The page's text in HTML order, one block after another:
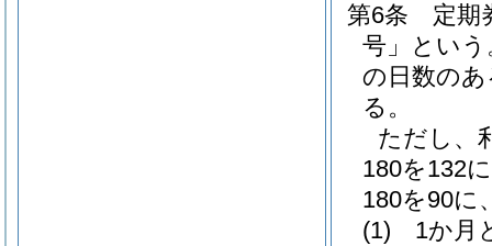
第6条
定期
号」という
の日数の
る。
ただし、
180を132
180を90に
(1)
1か月